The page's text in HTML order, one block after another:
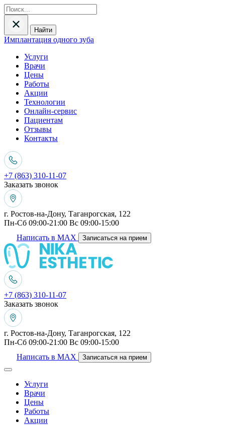
Найти
Имплантация одного зуба
Услуги
Врачи
Цены
Работы
Акции
Технологии
Онлайн-сервис
Пациентам
Отзывы
Контакты
+7 (863) 310-11-07
Заказать звонок
г. Ростов-на-Дону, Таганрогская, 122
Пн-Сб 09:00-21:00 Вс 09:00-15:00
Написать в MAX
Записаться на прием
+7 (863) 310-11-07
Заказать звонок
г. Ростов-на-Дону, Таганрогская, 122
Пн-Сб 09:00-21:00 Вс 09:00-15:00
Написать в MAX
Записаться на прием
Услуги
Врачи
Цены
Работы
Акции